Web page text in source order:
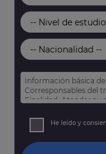
Información básica
Corresponsables del
Finalidad: Atender su
Derechos: Puede
así como otros
He leído y